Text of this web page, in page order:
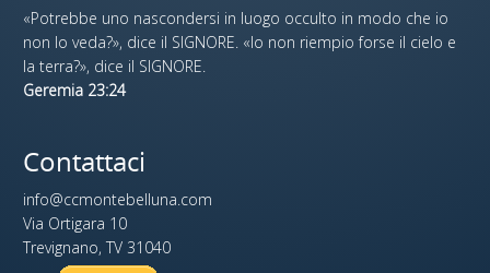
«Potrebbe uno nascondersi in luogo occulto in modo che io
non lo veda?», dice il SIGNORE. «Io non riempio forse il cielo e
la terra?», dice il SIGNORE.
Geremia 23:24
Contattaci
info@ccmontebelluna.com
Via Ortigara 10
Trevignano, TV 31040